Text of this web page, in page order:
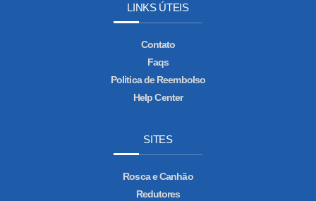
LINKS ÚTEIS
Contato
Faqs
Politica de Reembolso
Help Center
SITES
Rosca e Canhão
Redutores